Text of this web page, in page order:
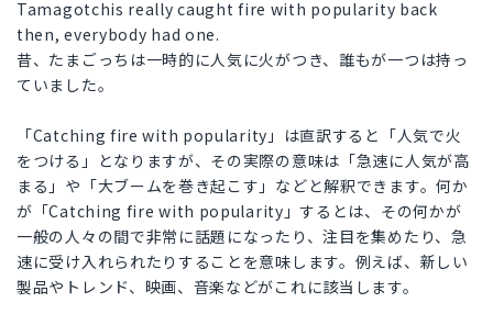
Tamagotchis really caught fire with popularity back
then, everybody had one.
昔、たまごっちは一時的に人気に火がつき、誰もが一つは持っ
ていました。
「Catching fire with popularity」は直訳すると「人気で火
をつける」となりますが、その実際の意味は「急速に人気が高
まる」や「大ブームを巻き起こす」などと解釈できます。何か
が「Catching fire with popularity」するとは、その何かが
一般の人々の間で非常に話題になったり、注目を集めたり、急
速に受け入れられたりすることを意味します。例えば、新しい
製品やトレンド、映画、音楽などがこれに該当します。